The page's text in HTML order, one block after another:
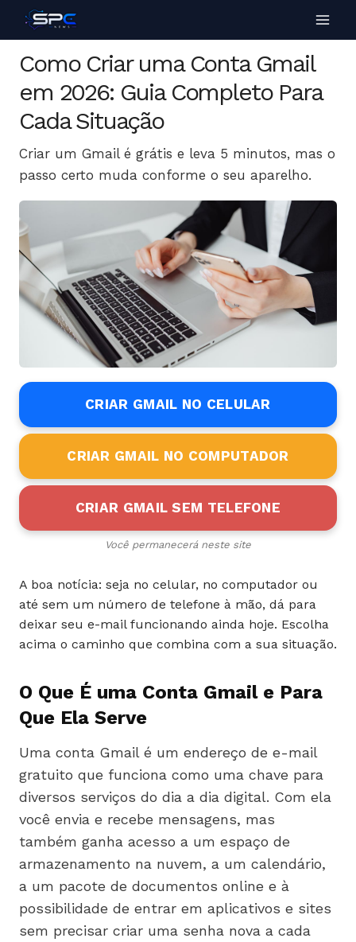
Como Criar uma Conta Gmail
em 2026: Guia Completo Para
Cada Situação
Criar um Gmail é grátis e leva 5 minutos, mas o
passo certo muda conforme o seu aparelho.
CRIAR GMAIL NO CELULAR
CRIAR GMAIL NO COMPUTADOR
CRIAR GMAIL SEM TELEFONE
Você permanecerá neste site
A boa notícia: seja no celular, no computador ou
até sem um número de telefone à mão, dá para
deixar seu e-mail funcionando ainda hoje. Escolha
acima o caminho que combina com a sua situação.
O Que É uma Conta Gmail e Para
Que Ela Serve
Uma conta Gmail é um endereço de e-mail
gratuito que funciona como uma chave para
diversos serviços do dia a dia digital. Com ela
você envia e recebe mensagens, mas
também ganha acesso a um espaço de
armazenamento na nuvem, a um calendário,
a um pacote de documentos online e à
possibilidade de entrar em aplicativos e sites
sem precisar criar uma senha nova a cada